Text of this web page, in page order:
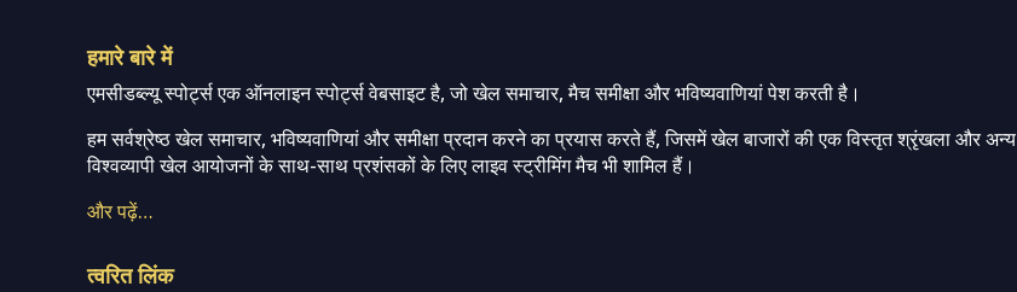
हमारे बारे में
एमसीडब्ल्यू स्पोर्ट्स एक ऑनलाइन स्पोर्ट्स वेबसाइट है, जो खेल समाचार, मैच समीक्षा और भविष्यवाणियां पेश करती है।
हम सर्वश्रेष्ठ खेल समाचार, भविष्यवाणियां और समीक्षा प्रदान करने का प्रयास करते हैं, जिसमें खेल बाजारों की एक विस्तृत श्रृंखला और अन्य
विश्वव्यापी खेल आयोजनों के साथ-साथ प्रशंसकों के लिए लाइव स्ट्रीमिंग मैच भी शामिल हैं।
और पढ़ें…
त्वरित लिंक